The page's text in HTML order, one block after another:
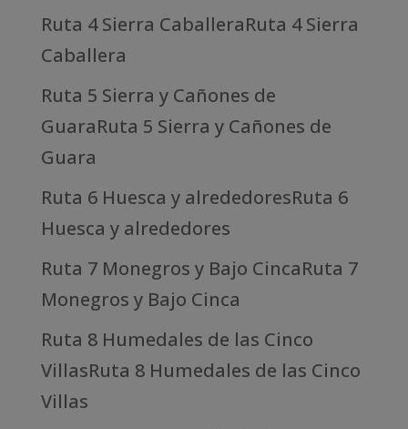
Ruta 4 Sierra CaballeraRuta 4 Sierra
Caballera
Ruta 5 Sierra y Cañones de
GuaraRuta 5 Sierra y Cañones de
Guara
Ruta 6 Huesca y alrededoresRuta 6
Huesca y alrededores
Ruta 7 Monegros y Bajo CincaRuta 7
Monegros y Bajo Cinca
Ruta 8 Humedales de las Cinco
VillasRuta 8 Humedales de las Cinco
Villas